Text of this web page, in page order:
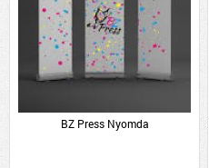
BZ Press Nyomda